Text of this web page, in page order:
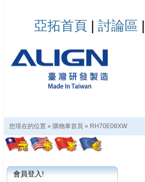
亞拓首頁 | 討論區 |
您現在的位置 » 購物車首頁 » RH70E08XW
會員登入!